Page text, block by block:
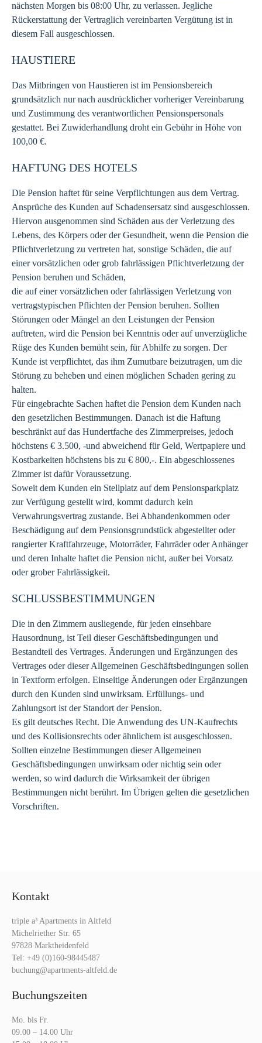
nächsten Morgen bis 08:00 Uhr, zu verlassen. Jegliche
Rückerstattung der Vertraglich vereinbarten Vergütung ist in
diesem Fall ausgeschlossen.
HAUSTIERE
Das Mitbringen von Haustieren ist im Pensionsbereich
grundsätzlich nur nach ausdrücklicher vorheriger Vereinbarung
und Zustimmung des verantwortlichen Pensionspersonals
gestattet. Bei Zuwiderhandlung droht ein Gebühr in Höhe von
100,00 €.
HAFTUNG DES HOTELS
Die Pension haftet für seine Verpflichtungen aus dem Vertrag.
Ansprüche des Kunden auf Schadensersatz sind ausgeschlossen.
Hiervon ausgenommen sind Schäden aus der Verletzung des
Lebens, des Körpers oder der Gesundheit, wenn die Pension die
Pflichtverletzung zu vertreten hat, sonstige Schäden, die auf
einer vorsätzlichen oder grob fahrlässigen Pflichtverletzung der
Pension beruhen und Schäden,
die auf einer vorsätzlichen oder fahrlässigen Verletzung von
vertragstypischen Pflichten der Pension beruhen. Sollten
Störungen oder Mängel an den Leistungen der Pension
auftreten, wird die Pension bei Kenntnis oder auf unverzügliche
Rüge des Kunden bemüht sein, für Abhilfe zu sorgen. Der
Kunde ist verpflichtet, das ihm Zumutbare beizutragen, um die
Störung zu beheben und einen möglichen Schaden gering zu
halten.
Für eingebrachte Sachen haftet die Pension dem Kunden nach
den gesetzlichen Bestimmungen. Danach ist die Haftung
beschränkt auf das Hundertfache des Zimmerpreises, jedoch
höchstens € 3.500, -und abweichend für Geld, Wertpapiere und
Kostbarkeiten höchstens bis zu € 800,-. Ein abgeschlossenes
Zimmer ist dafür Voraussetzung.
Soweit dem Kunden ein Stellplatz auf dem Pensionsparkplatz
zur Verfügung gestellt wird, kommt dadurch kein
Verwahrungsvertrag zustande. Bei Abhandenkommen oder
Beschädigung auf dem Pensionsgrundstück abgestellter oder
rangierter Kraftfahrzeuge, Motorräder, Fahrräder oder Anhänger
und deren Inhalte haftet die Pension nicht, außer bei Vorsatz
oder grober Fahrlässigkeit.
SCHLUSSBESTIMMUNGEN
Die in den Zimmern ausliegende, für jeden einsehbare
Hausordnung, ist Teil dieser Geschäftsbedingungen und
Bestandteil des Vertrages. Änderungen und Ergänzungen des
Vertrages oder dieser Allgemeinen Geschäftsbedingungen sollen
in Textform erfolgen. Einseitige Änderungen oder Ergänzungen
durch den Kunden sind unwirksam. Erfüllungs- und
Zahlungsort ist der Standort der Pension.
Es gilt deutsches Recht. Die Anwendung des UN-Kaufrechts
und des Kollisionsrechts oder ähnlichem ist ausgeschlossen.
Sollten einzelne Bestimmungen dieser Allgemeinen
Geschäftsbedingungen unwirksam oder nichtig sein oder
werden, so wird dadurch die Wirksamkeit der übrigen
Bestimmungen nicht berührt. Im Übrigen gelten die gesetzlichen
Vorschriften.
Kontakt
triple a³ Apartments in Altfeld
Michelriether Str. 65
97828 Marktheidenfeld
Tel: +49 (0)160-98445487
buchung@apartments-altfeld.de
Buchungszeiten
Mo. bis Fr.
09.00 – 14.00 Uhr